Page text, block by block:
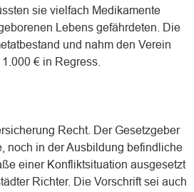
sie vielfach Medikamente
Lebens gefährdeten. Die
und nahm den Verein
€ in Regress.
Recht. Der Gesetzgeber
noch in der Ausbildung befindliche
einer Konfliktsituation ausgesetzt
Richter. Die Vorschrift sei auch